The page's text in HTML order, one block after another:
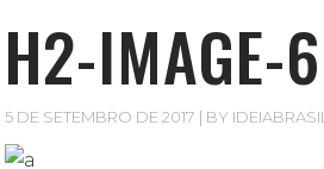
H2-IMAGE-6
5 DE SETEMBRO DE 2017 BY IDEIABRASIL